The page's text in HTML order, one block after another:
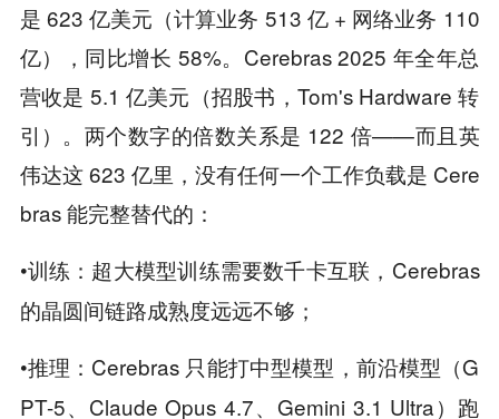
是 623 亿美元（计算业务 513 亿 + 网络业务 110
亿），同比增长 58%。Cerebras 2025 年全年总
营收是 5.1 亿美元（招股书，Tom's Hardware 转
引）。两个数字的倍数关系是 122 倍——而且英
伟达这 623 亿里，没有任何一个工作负载是 Cere
bras 能完整替代的：
•训练 ：超大模型训练需要数千卡互联，Cerebras
的晶圆间链路成熟度远远不够；
•推理 ：Cerebras 只能打中型模型，前沿模型（G
PT-5、Claude Opus 4.7、Gemini 3.1 Ultra）跑